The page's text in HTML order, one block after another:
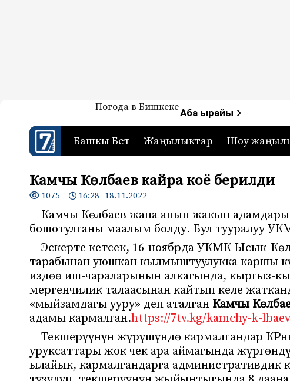
7-канал. Жаңылыктар —
Жаңылыктар — Кыргызстан
Погода в БишкекеАба ырайы
Башкы Бет Жаңылыктар Шоу
Камчы Көлбаев кайра коё берилди
1075 16:28 18.11.2022
Камчы Көлбаев жана анын жакын
бошотулганы маалым болду. Бул тууралуу
Эскерте кетсек, 16-ноябрда УКМК Ысык-
тарабынан уюшкан кылмыштуулукка каршы
издөө иш-чараларынын алкагында, кыргыз-
мергенчилик талаасынан кайтып келе
«мыйзамдагы ууру» деп аталган Камчы
адамы кармалган.https://7tv.kg/kamchy-k-
Текшерүүнүн жүрүшүндө кармалгандар
уруксаттары жок чек ара аймагында
ылайык, кармалгандарга административдик